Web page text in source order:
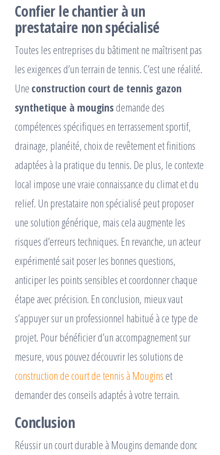
Confier le chantier à un
prestataire non spécialisé
Toutes les entreprises du bâtiment ne maîtrisent pas
les exigences d’un terrain de tennis. C’est une réalité.
Une construction court de tennis gazon
synthetique à mougins demande des
compétences spécifiques en terrassement sportif,
drainage, planéité, choix de revêtement et finitions
adaptées à la pratique du tennis. De plus, le contexte
local impose une vraie connaissance du climat et du
relief. Un prestataire non spécialisé peut proposer
une solution générique, mais cela augmente les
risques d’erreurs techniques. En revanche, un acteur
expérimenté sait poser les bonnes questions,
anticiper les points sensibles et coordonner chaque
étape avec précision. En conclusion, mieux vaut
s’appuyer sur un professionnel habitué à ce type de
projet. Pour bénéficier d’un accompagnement sur
mesure, vous pouvez découvrir les solutions de
construction de court de tennis à Mougins et
demander des conseils adaptés à votre terrain.
Conclusion
Réussir un court durable à Mougins demande donc